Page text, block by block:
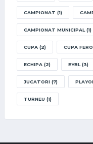
CAMPIONAT (1)
CAMPIONAT MUNICIPAL(1)
CUPA (2) CUPA
ECHIPA (2) EYBL(3)
JUCATORI (7)
TURNEU (1)